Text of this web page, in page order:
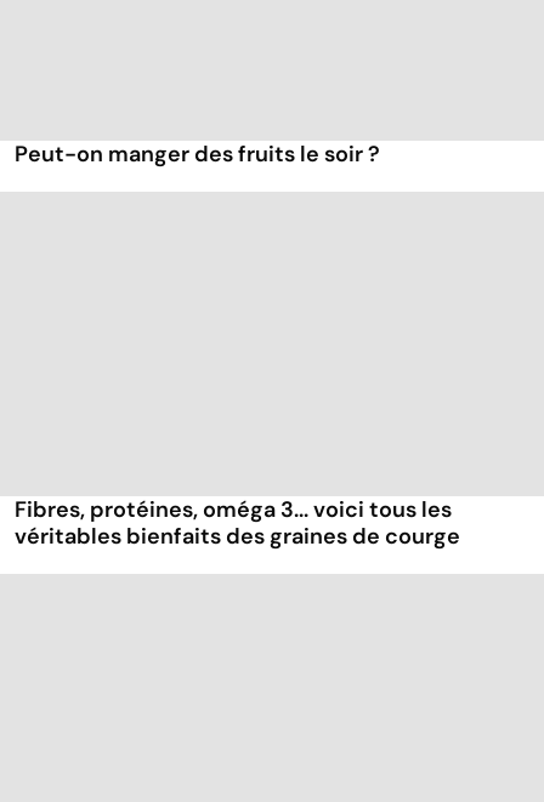
Peut-on manger des fruits le soir ?
Fibres, protéines, oméga 3... voici tous les
véritables bienfaits des graines de courge